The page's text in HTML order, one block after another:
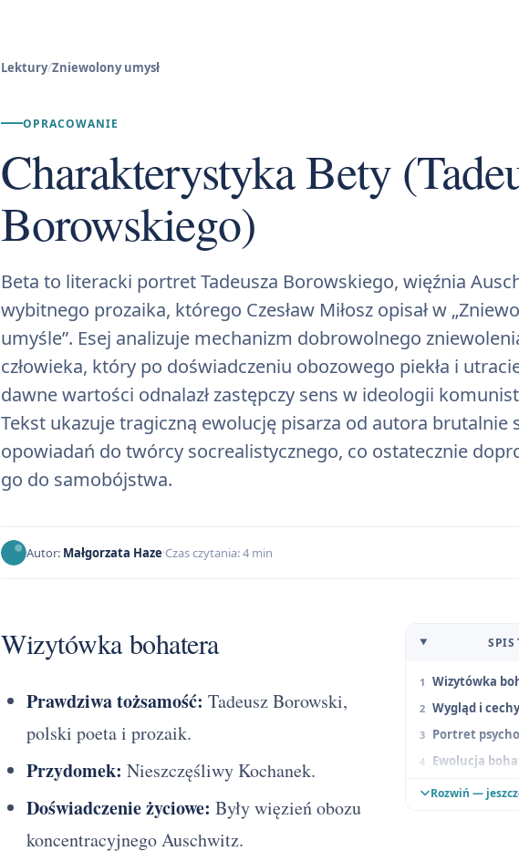
Lektury/Zniewolony umysł
OPRACOWANIE
Charakterystyka Bety
Borowskiego)
Beta to literacki portret Tadeusza Borowskiego, więźnia
wybitnego prozaika, którego Czesław Miłosz opisał w
umyśle”. Esej analizuje mechanizm dobrowolnego
człowieka, który po doświadczeniu obozowego piekła i
dawne wartości odnalazł zastępczy sens w ideologii
Tekst ukazuje tragiczną ewolucję pisarza od autora brutalnie
opowiadań do twórcy socrealistycznego, co ostatecznie
go do samobójstwa.
Autor: Małgorzata Haze Czas czytania: 4 min
SPIS
Wizytówka
Wygląd i
Portret
Ewolucja
Ocena postaci
Rozwiń —
Wizytówka bohatera
Prawdziwa tożsamość: Tadeusz Borowski,
polski poeta i prozaik.
Przydomek: Nieszczęśliwy Kochanek.
Doświadczenie życiowe: Były więzień obozu
koncentracyjnego Auschwitz.